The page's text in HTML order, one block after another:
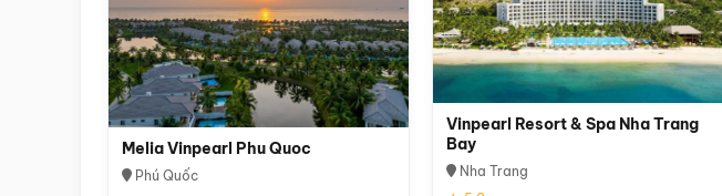
Melia Vinpearl Phu Quoc
Phú Quốc
Vinpearl Resort & Spa Nha Trang
Bay
Nha Trang